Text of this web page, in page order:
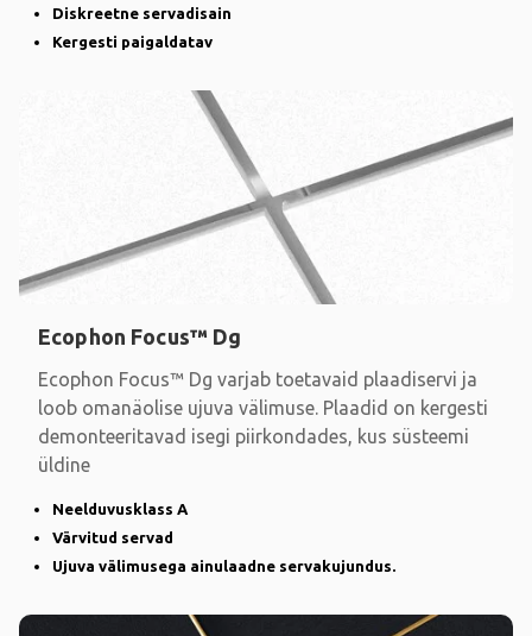
Diskreetne servadisain
Kergesti paigaldatav
Ecophon Focus™ Dg
Ecophon Focus™ Dg varjab toetavaid plaadiservi ja
loob omanäolise ujuva välimuse. Plaadid on kergesti
demonteeritavad isegi piirkondades, kus süsteemi
üldine
Neelduvusklass A
Värvitud servad
Ujuva välimusega ainulaadne servakujundus.